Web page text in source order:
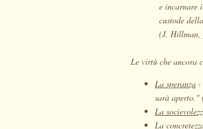
e incarnare
custode
(J. Hillman,
Le virtù che ancora
La speranza -
sarà aperto."
La
La